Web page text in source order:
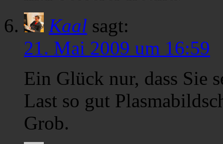
Kaal sagt:
21. Mai 2009 um 16:59
Ein Glück nur, dass Sie
Last so gut
Grob.